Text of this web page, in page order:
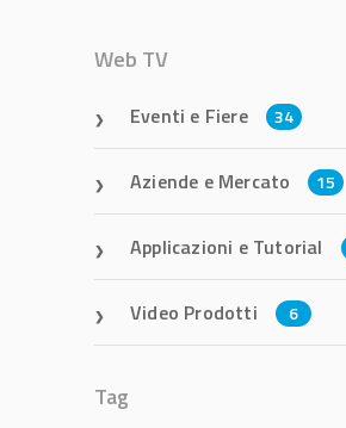
Web TV
Eventi e Fiere 34
Aziende e Mercato 15
Applicazioni e Tutorial
Video Prodotti 6
Tag